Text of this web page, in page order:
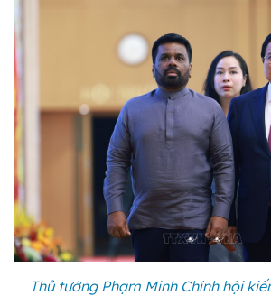
Thủ tướng Phạm Minh Chính hội